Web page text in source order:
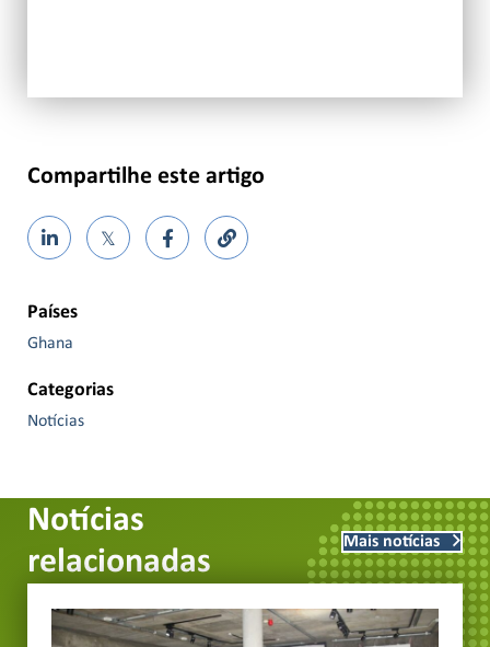
Compartilhe este artigo
𝕏
Países
Ghana
Categorias
Notícias
Notícias
relacionadas
Mais notícias